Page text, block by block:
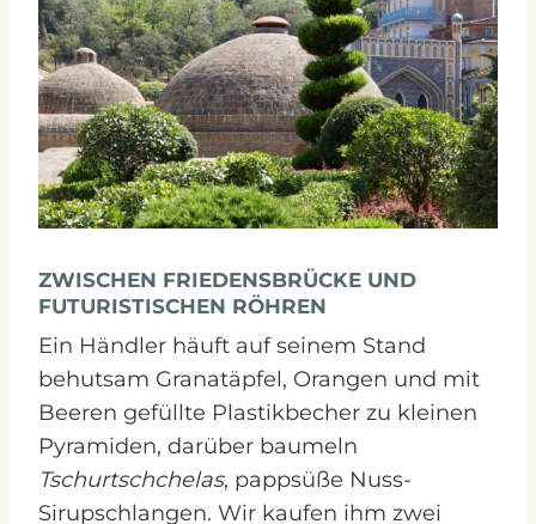
ZWISCHEN FRIEDENSBRÜCKE UND
FUTURISTISCHEN RÖHREN
Ein Händler häuft auf seinem Stand
behutsam Granatäpfel, Orangen und mit
Beeren gefüllte Plastikbecher zu kleinen
Pyramiden, darüber baumeln
Tschurtschchelas, pappsüße Nuss-
Sirupschlangen. Wir kaufen ihm zwei